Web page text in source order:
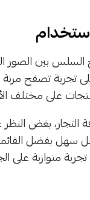
السلس بين
تجربة تصفح
على مختلف
التجار، بغض
بفضل
متوازنة على